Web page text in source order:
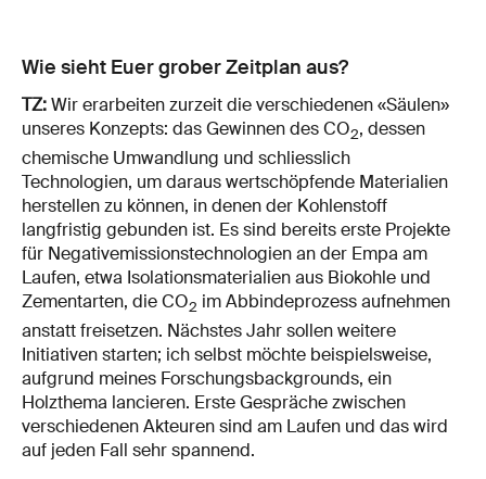
Wie sieht Euer grober Zeitplan aus?
TZ:Wir erarbeiten zurzeit die verschiedenen «Säulen»
unseres Konzepts: das Gewinnen des CO2, dessen
chemische Umwandlung und schliesslich
Technologien, um daraus wertschöpfende Materialien
herstellen zu können, in denen der Kohlenstoff
langfristig gebunden ist. Es sind bereits erste Projekte
für Negativemissionstechnologien an der Empa am
Laufen, etwa Isolationsmaterialien aus Biokohle und
Zementarten, die CO2 im Abbindeprozess aufnehmen
anstatt freisetzen. Nächstes Jahr sollen weitere
Initiativen starten; ich selbst möchte beispielsweise,
aufgrund meines Forschungsbackgrounds, ein
Holzthema lancieren. Erste Gespräche zwischen
verschiedenen Akteuren sind am Laufen und das wird
auf jeden Fall sehr spannend.